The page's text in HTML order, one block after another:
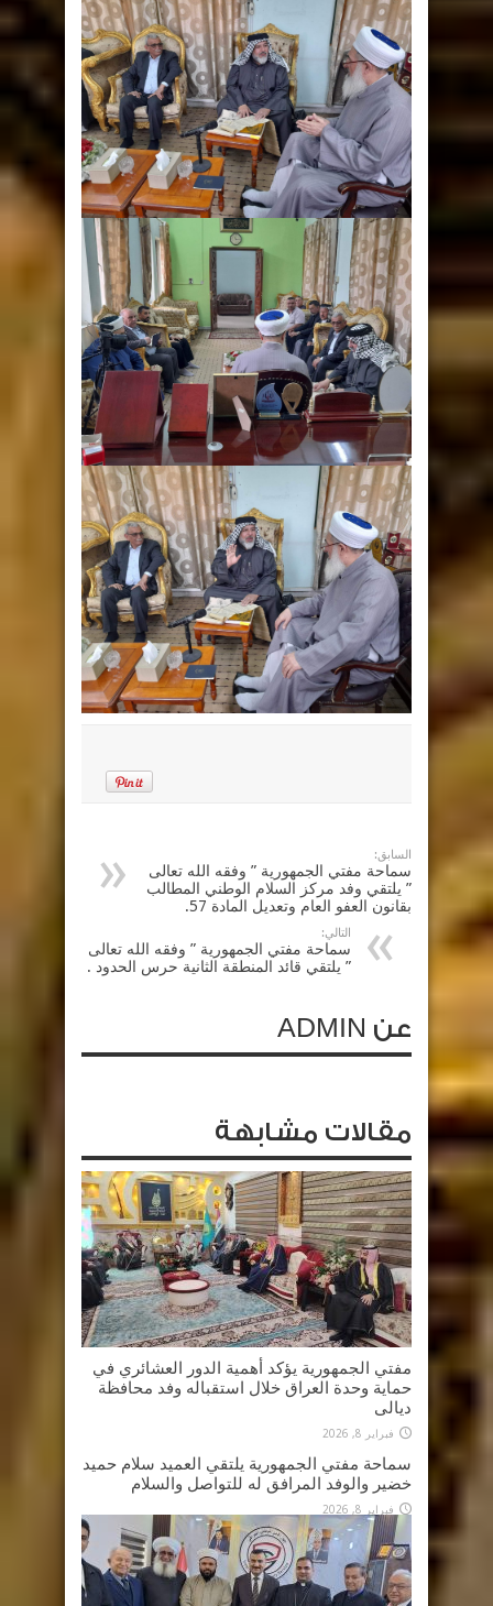
السابق:
سماحة مفتي الجمهورية ” وفقه الله تعالى
” يلتقي وفد مركز السلام الوطني المطالب
بقانون العفو العام وتعديل المادة 57.
التالي:
سماحة مفتي الجمهورية ” وفقه الله تعالى
” يلتقي قائد المنطقة الثانية حرس الحدود .
عن ADMIN
مقالات مشابهة
مفتي الجمهورية يؤكد أهمية الدور العشائري في
حماية وحدة العراق خلال استقباله وفد محافظة
ديالى
فبراير 8, 2026
سماحة مفتي الجمهورية يلتقي العميد سلام حميد
خضير والوفد المرافق له للتواصل والسلام
فبراير 8, 2026